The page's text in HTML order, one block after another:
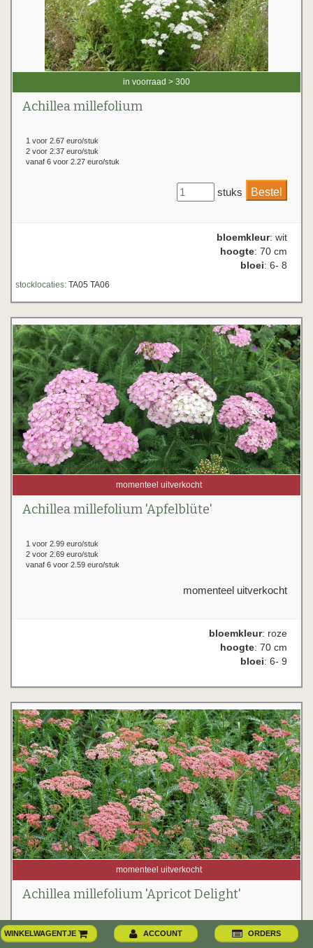
in voorraad > 300
Achillea millefolium
1 voor 2.67 euro/stuk
2 voor 2.37 euro/stuk
vanaf 6 voor 2.27 euro/stuk
stuks
bloemkleur: wit
hoogte: 70 cm
bloei: 6- 8
stocklocaties: TA05 TA06
momenteel uitverkocht
Achillea millefolium 'Apfelblüte'
1 voor 2.99 euro/stuk
2 voor 2.69 euro/stuk
vanaf 6 voor 2.59 euro/stuk
momenteel uitverkocht
bloemkleur: roze
hoogte: 70 cm
bloei: 6- 9
momenteel uitverkocht
Achillea millefolium 'Apricot Delight'
1 voor 3.61 euro/stuk
2 voor 3.31 euro/stuk
WINKELWAGENTJE ACCOUNT ORDERS